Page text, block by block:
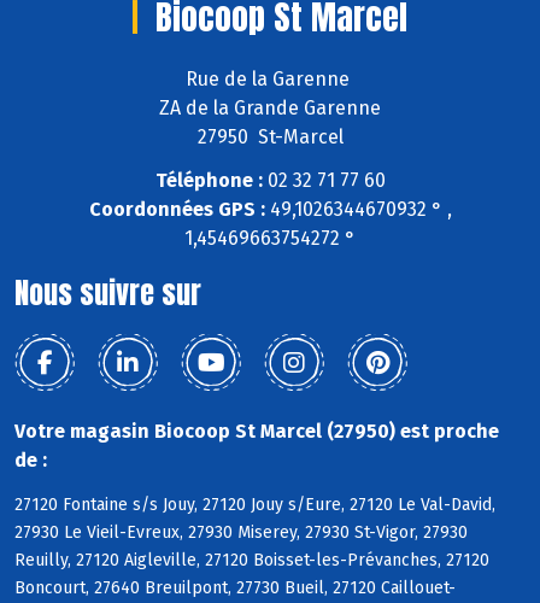
Biocoop St Marcel
Rue de la Garenne
ZA de la Grande Garenne
27950 St-Marcel
Téléphone :02 32 71 77 60
Coordonnées GPS :49,1026344670932 ° ,
1,45469663754272 °
Nous suivre sur
Votre magasin Biocoop St Marcel (27950) est proche
de :
27120 Fontaine s/s Jouy, 27120 Jouy s/Eure, 27120 Le Val-David,
27930 Le Vieil-Evreux, 27930 Miserey, 27930 St-Vigor, 27930
Reuilly, 27120 Aigleville, 27120 Boisset-les-Prévanches, 27120
Boncourt, 27640 Breuilpont, 27730 Bueil, 27120 Caillouet-